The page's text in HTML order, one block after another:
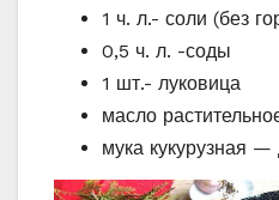
1 ч. л.- соли (без
0,5 ч. л. -соды
1 шт.- луковица
масло
мука кукурузная —